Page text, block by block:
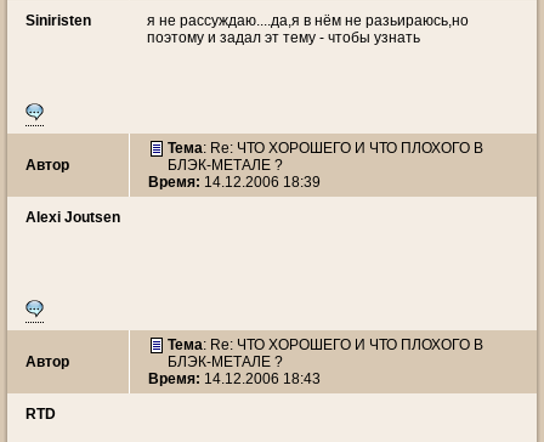
Siniristen
я не рассуждаю....да,я в нём не разьираюсь,но
поэтому и задал эт тему - чтобы узнать
Автор
Тема: Re: ЧТО ХОРОШЕГО И ЧТО ПЛОХОГО В
БЛЭК-МЕТАЛЕ ?
Время: 14.12.2006 18:39
Alexi Joutsen
Автор
Тема: Re: ЧТО ХОРОШЕГО И ЧТО ПЛОХОГО В
БЛЭК-МЕТАЛЕ ?
Время: 14.12.2006 18:43
RTD